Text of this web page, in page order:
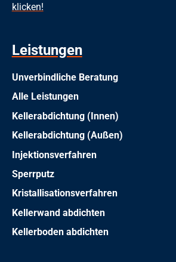
klicken!
Leistungen
Unverbindliche Beratung
Alle Leistungen
Kellerabdichtung (Innen)
Kellerabdichtung (Außen)
Injektionsverfahren
Sperrputz
Kristallisationsverfahren
Kellerwand abdichten
Kellerboden abdichten